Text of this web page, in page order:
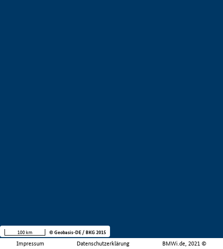
Impressum Datenschutzerklärung BMWi.de, 2021 ©
100 km © Geobasis-DE / BKG 2015